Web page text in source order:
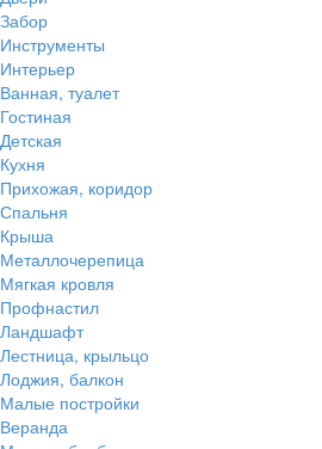
Забор
Инструменты
Интерьер
Ванная, туалет
Гостиная
Детская
Кухня
Прихожая, коридор
Спальня
Крыша
Металлочерепица
Мягкая кровля
Профнастил
Ландшафт
Лестница, крыльцо
Лоджия, балкон
Малые постройки
Веранда